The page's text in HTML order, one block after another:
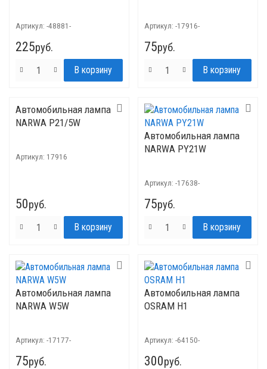
Артикул: -48881-
225руб.
Артикул: -17916-
75руб.
Автомобильная лампа
NARWA P21/5W
Артикул: 17916
50руб.
Автомобильная лампа
NARWA PY21W
Артикул: -17638-
75руб.
Автомобильная лампа
NARWA W5W
Артикул: -17177-
75руб.
Автомобильная лампа
OSRAM H1
Артикул: -64150-
300руб.